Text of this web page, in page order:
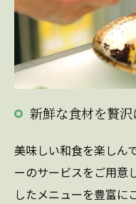
新鮮な食材を贅
美味しい和食を楽しん
ーのサービスをご用意
したメニューを豊富に